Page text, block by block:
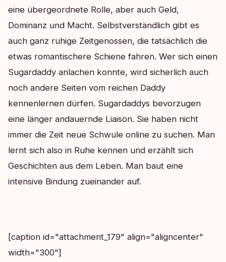
eine übergeordnete Rolle, aber auch Geld,
Dominanz und Macht. Selbstverständlich gibt es
auch ganz ruhige Zeitgenossen, die tatsächlich die
etwas romantischere Schiene fahren. Wer sich einen
Sugardaddy anlachen konnte, wird sicherlich auch
noch andere Seiten vom reichen Daddy
kennenlernen dürfen. Sugardaddys bevorzugen
eine länger andauernde Liaison. Sie haben nicht
immer die Zeit neue Schwule online zu suchen. Man
lernt sich also in Ruhe kennen und erzählt sich
Geschichten aus dem Leben. Man baut eine
intensive Bindung zueinander auf.
[caption id="attachment_179" align="aligncenter"
width="300"]